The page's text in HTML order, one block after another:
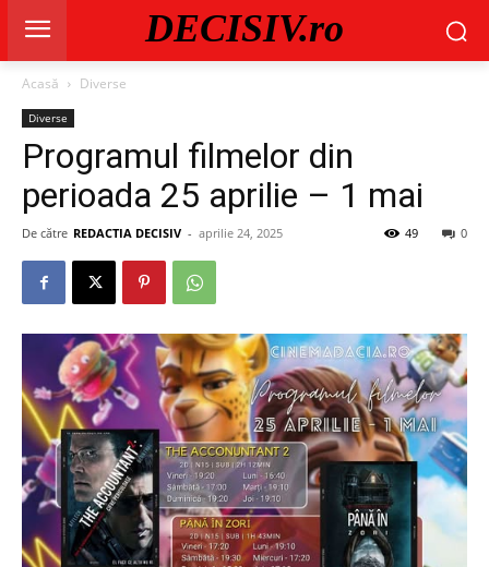
DECISIV.ro
Acasă Diverse
Diverse
Programul filmelor din
perioada 25 aprilie – 1 mai
De către REDACTIA DECISIV - aprilie 24, 2025 0
49